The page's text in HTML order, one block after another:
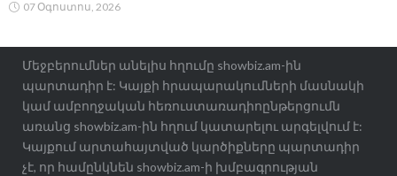
07 Օգոստոս, 2026
Մեջբերումներ անելիս հղումը showbiz.am-ին
պարտադիր է: Կայքի հրապարակումների մասնակի
կամ ամբողջական հեռուստառադիոընթերցումն
առանց showbiz.am-ին հղում կատարելու արգելվում է:
Կայքում արտահայտված կարծիքները պարտադիր
չէ, որ համընկնեն showbiz.am-ի խմբագրության